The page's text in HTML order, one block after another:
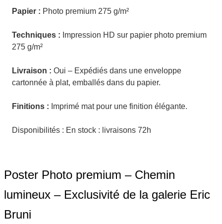
Papier : Photo premium 275 g/m²
Techniques : Impression HD sur papier photo premium
275 g/m²
Livraison : Oui – Expédiés dans une enveloppe
cartonnée à plat, emballés dans du papier.
Finitions : Imprimé mat pour une finition élégante.
Disponibilités : En stock : livraisons 72h
Poster Photo premium – Chemin
lumineux – Exclusivité de la galerie Eric
Bruni